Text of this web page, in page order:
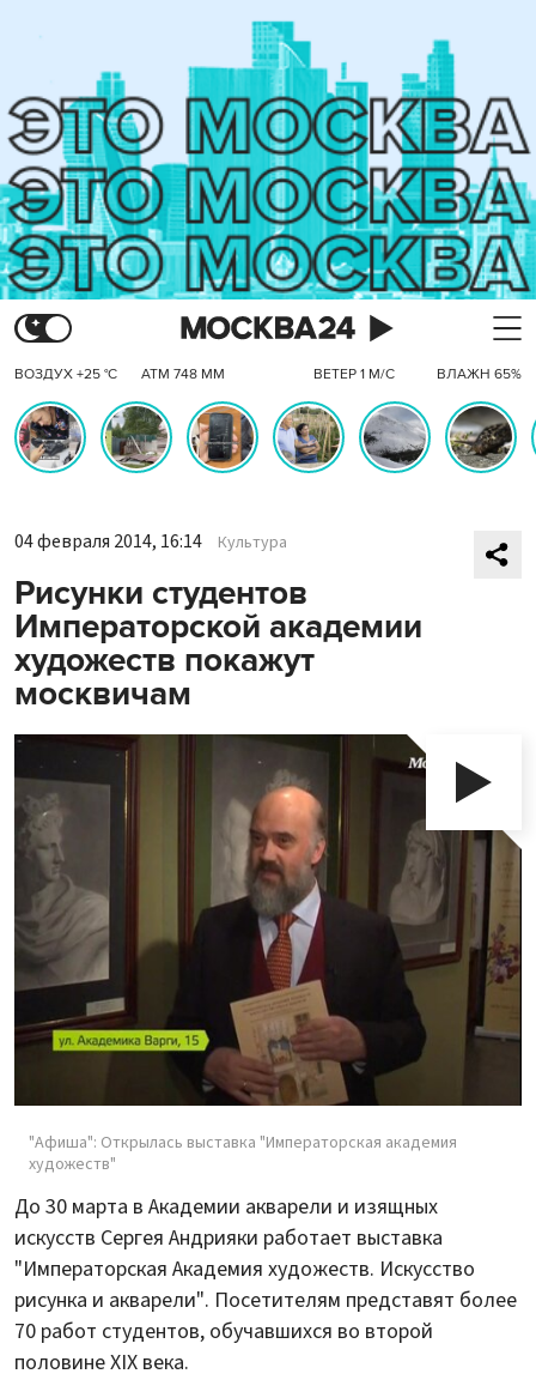
ВОЗДУХ +25 °C АТМ 748 ММ ВЕТЕР 1 М/С ВЛАЖН 65%
04 февраля 2014, 16:14 Культура
Рисунки студентов
Императорской академии
художеств покажут
москвичам
"Афиша": Открылась выставка "Императорская академия
художеств"
До 30 марта в Академии акварели и изящных
искусств Сергея Андрияки работает выставка
"Императорская Академия художеств. Искусство
рисунка и акварели". Посетителям представят более
70 работ студентов, обучавшихся во второй
половине XIX века.